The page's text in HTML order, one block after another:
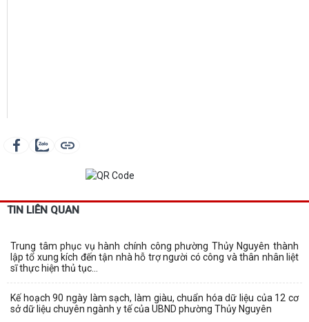
TIN LIÊN QUAN
Trung tâm phục vụ hành chính công phường Thủy Nguyên thành
lập tổ xung kích đến tận nhà hỗ trợ người có công và thân nhân liệt
sĩ thực hiện thủ tục...
Kế hoạch 90 ngày làm sạch, làm giàu, chuẩn hóa dữ liệu của 12 cơ
sở dữ liệu chuyên ngành y tế của UBND phường Thủy Nguyên